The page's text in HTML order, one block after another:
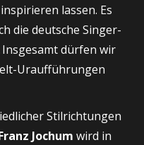
lassen. Es
die deutsche Singer-
Insgesamt dürfen wir
Uraufführungen
Stilrichtungen
Jochum wird in